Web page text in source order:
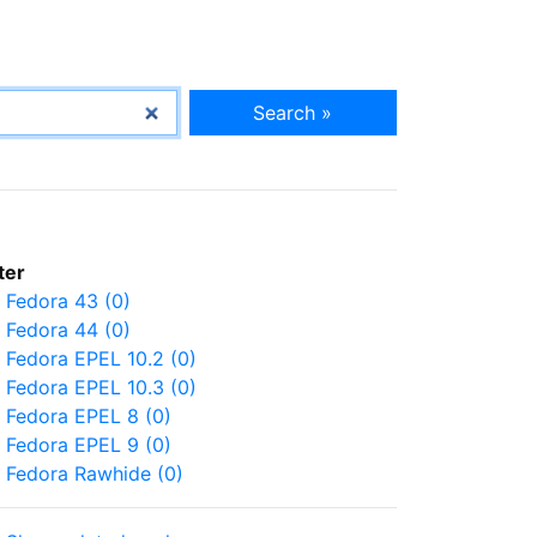
Search »
Fedora 43 (0)
Fedora 44 (0)
Fedora EPEL 10.2 (0)
Fedora EPEL 10.3 (0)
Fedora EPEL 8 (0)
Fedora EPEL 9 (0)
Fedora Rawhide (0)